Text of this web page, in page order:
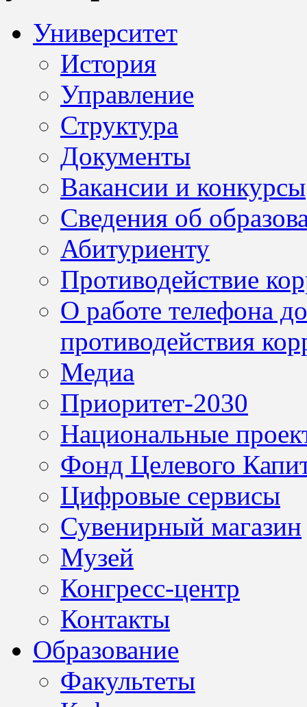
Университет
История
Управление
Структура
Документы
Вакансии и конкурсы
Сведения об
Абитуриенту
Противодействие
О работе телефона
противодействия
Медиа
Приоритет-2030
Национальные
Фонд Целевого
Цифровые сервисы
Сувенирный магазин
Музей
Конгресс-центр
Контакты
Образование
Факультеты